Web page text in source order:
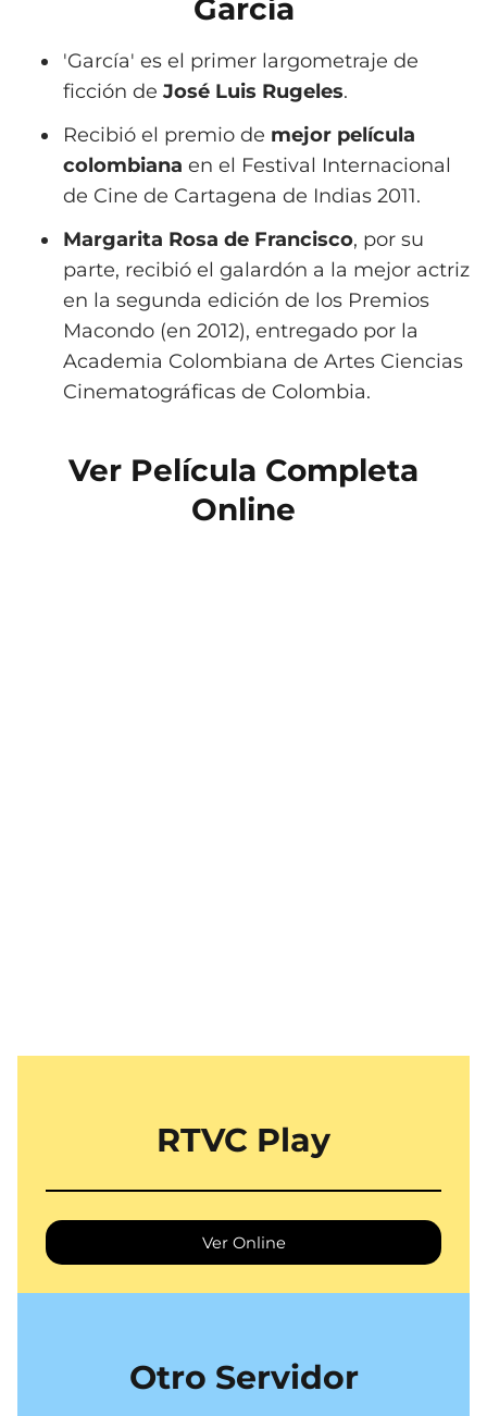
García
'García' es el primer largometraje de
ficción de José Luis Rugeles.
Recibió el premio de mejor película
colombiana en el Festival Internacional
de Cine de Cartagena de Indias 2011.
Margarita Rosa de Francisco, por su
parte, recibió el galardón a la mejor actriz
en la segunda edición de los Premios
Macondo (en 2012), entregado por la
Academia Colombiana de Artes Ciencias
Cinematográficas de Colombia.
Ver Película Completa
Online
RTVC Play
Ver Online
Otro Servidor